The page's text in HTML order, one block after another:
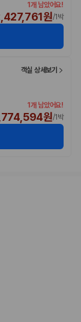
1개 남았어요!
원/1박
객실 상세보기
1개 남았어요!
원/1박